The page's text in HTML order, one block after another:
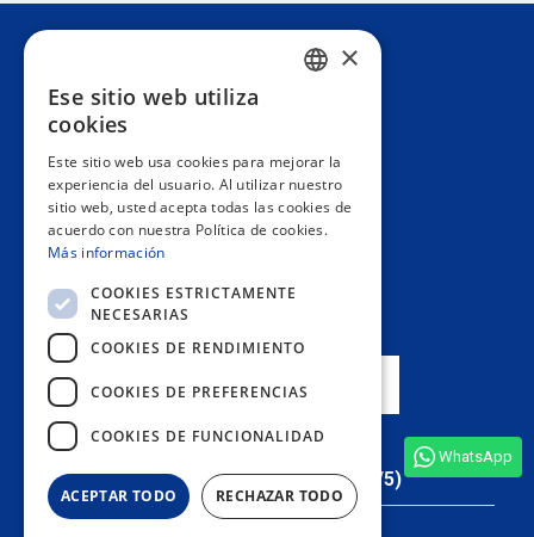
Información
Área privada
Contacto
NUESTRAS TIENDAS
Ver todas las opiniones de la tienda (4,9/5)
WhatsApp
ENGLISH
ITALIAN
×
Ese sitio web utiliza
cookies
Este sitio web usa cookies para mejorar la
experiencia del usuario. Al utilizar nuestro
sitio web, usted acepta todas las cookies de
acuerdo con nuestra Política de cookies.
Más información
COOKIES ESTRICTAMENTE
NECESARIAS
COOKIES DE RENDIMIENTO
COOKIES DE PREFERENCIAS
COOKIES DE FUNCIONALIDAD
ACEPTAR TODO RECHAZAR TODO